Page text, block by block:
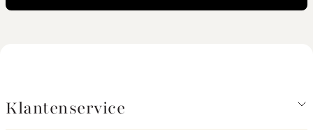
Klantenservice